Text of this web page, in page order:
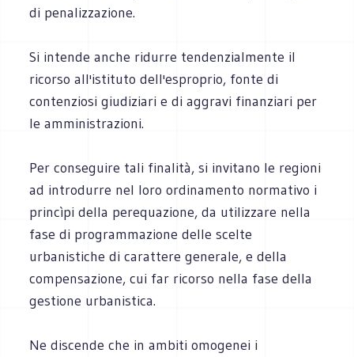
di penalizzazione.
Si intende anche ridurre tendenzialmente il
ricorso all'istituto dell'esproprio, fonte di
contenziosi giudiziari e di aggravi finanziari per
le amministrazioni.
Per conseguire tali finalità, si invitano le regioni
ad introdurre nel loro ordinamento normativo i
princìpi della perequazione, da utilizzare nella
fase di programmazione delle scelte
urbanistiche di carattere generale, e della
compensazione, cui far ricorso nella fase della
gestione urbanistica.
Ne discende che in ambiti omogenei i